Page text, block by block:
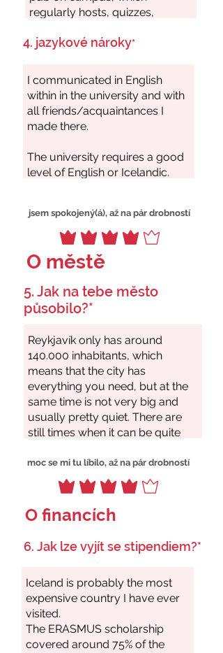
4. jazykové nároky*
jsem spokojený(á), až na pár drobností
O městě
5. Jak na tebe město
působilo?*
moc se mi tu líbilo, až na pár drobností
O financích
6. Jak lze vyjít se stipendiem?*